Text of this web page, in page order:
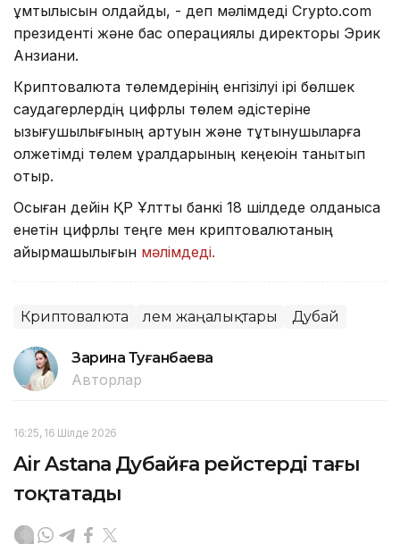
ұмтылысын қолдайды, - деп мәлімдеді Crypto.com
президенті және бас операциялық директоры Эрик
Анзиани.
Криптовалюта төлемдерінің енгізілуі ірі бөлшек
саудагерлердің цифрлық төлем әдістеріне
қызығушылығының артуын және тұтынушыларға
қолжетімді төлем құралдарының кеңеюін танытып
отыр.
Осыған дейін ҚР Ұлттық банкі 18 шілдеде қолданысқа
енетін цифрлық теңге мен криптовалютаның
айырмашылығын мәлімдеді.
Криптовалюта Әлем жаңалықтары Дубай
Зарина Туғанбаева
Авторлар
16:25, 16 Шілде 2026
Air Astana Дубайға рейстерді тағы
тоқтатады